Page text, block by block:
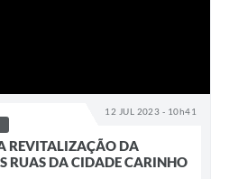
12 JUL 2023 - 10h41
REVITALIZAÇÃO DA
RUAS DA CIDADE CARINHO